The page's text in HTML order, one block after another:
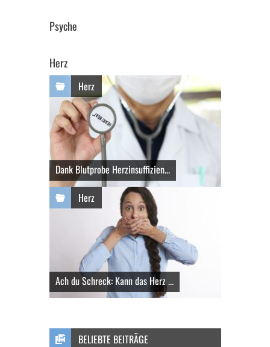
Psyche
Herz
Herz
Dank Blutprobe Herzinsuffizien...
Herz
Ach du Schreck: Kann das Herz ...
BELIEBTE BEITRÄGE